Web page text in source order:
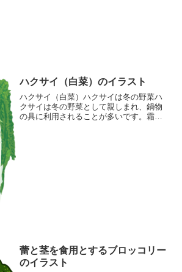
ハクサイ（白菜）のイラスト
ハクサイ（白菜）ハクサイは冬の野菜ハ
クサイは冬の野菜として親しまれ、鍋物
の具に利用されることが多いです。霜に
蕾と茎を食用とするブロッコリー
のイラスト